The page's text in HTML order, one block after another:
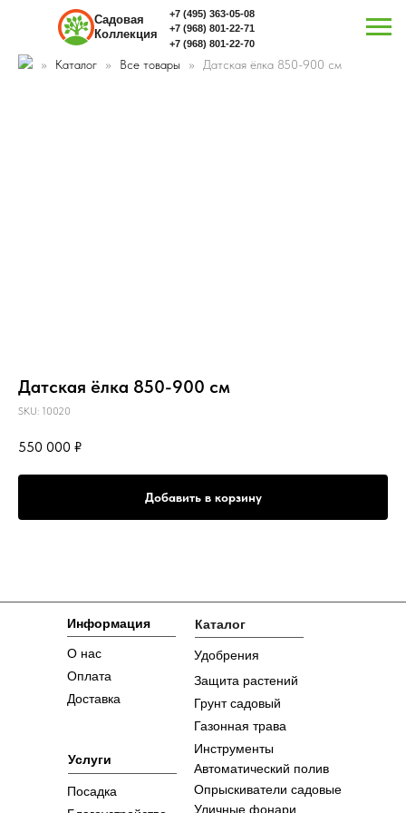
+7 (495) 363-05-08
+7 (968) 801-22-71
Садовая
Коллекция
+7 (968) 801-22-70
Каталог Все товары Датская ёлка 850-900 см
Датская ёлка 850-900 см
SKU: 10020
550 000 ₽
Добавить в корзину
Информация Каталог
Услуги
О нас
Оплата
Доставка
Посадка
Удобрения
Защита растений
Грунт садовый
Газонная трава
Инструменты
Автоматический полив
Опрыскиватели садовые
Уличные фонари